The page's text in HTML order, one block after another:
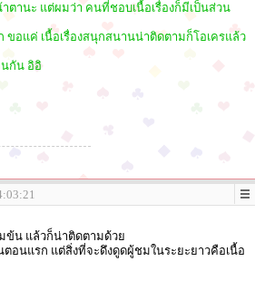
ตานะ แต่ผมว่า คนที่ชอบเนื้อเรื่องก็มีเป็นส่วน
ขอแค่ เนื้อเรื่องสนุกสนานน่าติดตามก็โอเครแล้ว
กัน อิอิ
ข้น แล้วก็น่าติดตามด้วย
อนแรก แต่สิ่งที่จะดึงดูดผู้ชมในระยะยาวคือเนื้อ